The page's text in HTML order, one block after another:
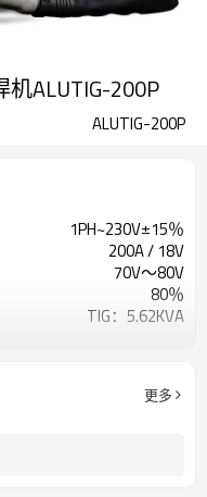
机ALUTIG-200P
ALUTIG-200P
1PH~230V±15％
200A / 18V
70V〜80V
80％
TIG：5.62KVA
：5A / 10.2V~200A / 18V
560x230x480mm
更多